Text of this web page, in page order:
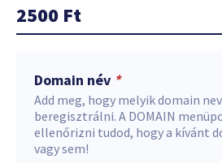
2500 Ft
Domain név *
Add meg, hogy melyik domain
beregisztrálni. A DOMAIN
ellenőrizni tudod, hogy a kívánt
vagy sem!